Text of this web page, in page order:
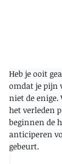
Heb je ooit
omdat je pijn
niet de
het verleden
beginnen de
anticiperen
gebeurt.